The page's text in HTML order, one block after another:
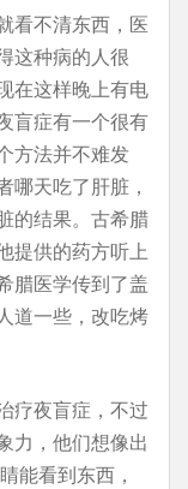
看不清东西，医
这种病的人很
在这样晚上有电
盲症有一个很有
方法并不难发
哪天吃了肝脏，
的结果。古希腊
提供的药方听上
腊医学传到了盖
道一些，改吃烤
疗夜盲症，不过
力，他们想像出
能看到东西，